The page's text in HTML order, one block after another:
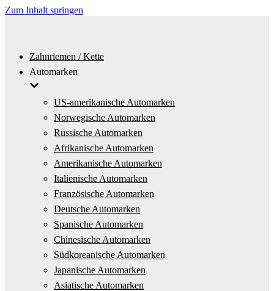
Zum Inhalt springen
Zahnriemen / Kette
Automarken
US-amerikanische Automarken
Norwegische Automarken
Russische Automarken
Afrikanische Automarken
Amerikanische Automarken
Italienische Automarken
Französische Automarken
Deutsche Automarken
Spanische Automarken
Chinesische Automarken
Südkoreanische Automarken
Japanische Automarken
Asiatische Automarken